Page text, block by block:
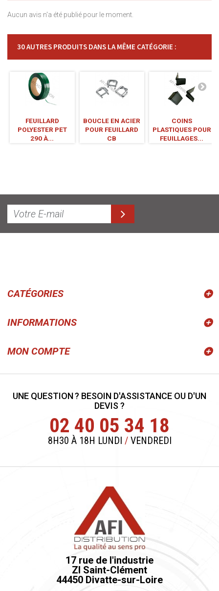
Aucun avis n'a été publié pour le moment.
30 AUTRES PRODUITS DANS LA MÊME CATÉGORIE :
FEUILLARD
POLYESTER PET
290 À...
BOUCLE EN ACIER
POUR FEUILLARD
CB
COINS
PLASTIQUES POUR
FEUILLAGES...
CATÉGORIES
INFORMATIONS
MON COMPTE
UNE QUESTION ? BESOIN D'ASSISTANCE OU D'UN
DEVIS ?
02 40 05 34 18
8H30 À 18H LUNDI /VENDREDI
17 rue de l'industrie
ZI Saint-Clément
44450 Divatte-sur-Loire